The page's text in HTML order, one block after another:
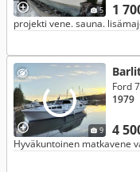
5 1
projekti vene. sauna.
9 4
Ford
1979
Hyväkuntoinen matkavene